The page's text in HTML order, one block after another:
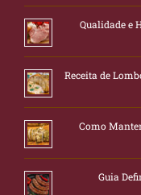
Qualidade e
Receita de
Como
Guia